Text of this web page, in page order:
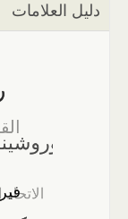
دليل العلامات